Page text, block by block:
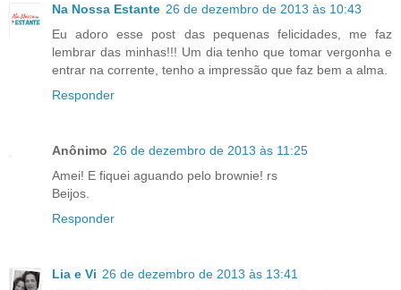
Na Nossa Estante 26 de dezembro de 2013 às 10:43
Eu adoro esse post das pequenas felicidades, me faz
lembrar das minhas!!! Um dia tenho que tomar vergonha e
entrar na corrente, tenho a impressão que faz bem a alma.
Responder
Anônimo 26 de dezembro de 2013 às 11:25
Amei! E fiquei aguando pelo brownie! rs
Beijos.
Responder
Lia e Vi 26 de dezembro de 2013 às 13:41